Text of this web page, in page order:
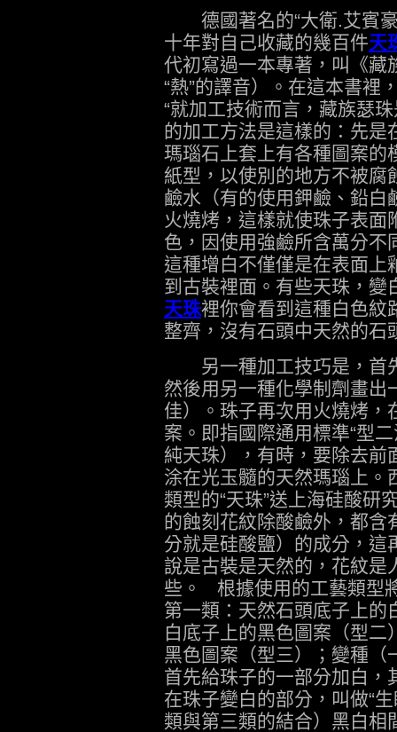
德國著名的“大衛.艾賓豪
十年對自己收藏的幾百件天
代初寫過一本專著，叫《藏
“熱”的譯音）。在這本書裡
“就加工技術而言，藏族瑟
的加工方法是這樣的：先是
瑪瑙石上套上有各種圖案的
紙型，以使別的地方不被腐
鹼水（有的使用鉀鹼、鉛白
火燒烤，這樣就使珠子表面
色，因使用強鹼所含萬分不
這種增白不僅僅是在表面上
到古裝裡面。有些天珠，變
天珠裡你會看到這種白色紋
整齊，沒有石頭中天然的石
另一種加工技巧是，首
然後用另一種化學制劑畫出
佳）。珠子再次用火燒烤，
案。即指國際通用標準“型
純天珠），有時，要除去前
涂在光玉髓的天然瑪瑙上。
類型的“天珠”送上海硅酸研
的蝕刻花紋除酸鹼外，都含
分就是硅酸鹽）的成分，這
說是古裝是天然的，花紋是
些。 根據使用的工藝類型
第一類：天然石頭底子上的
白底子上的黑色圖案（型
黑色圖案（型三）；變種（
首先給珠子的一部分加白，
在珠子變白的部分，叫做“
類與第三類的結合）黑白相